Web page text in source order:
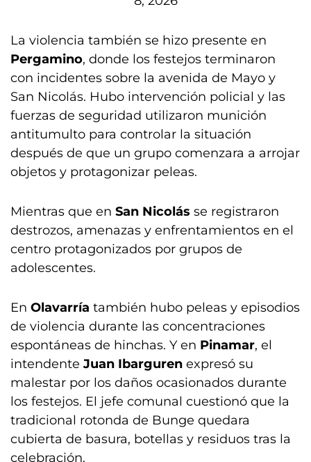
La violencia también se hizo presente en
Pergamino, donde los festejos terminaron
con incidentes sobre la avenida de Mayo y
San Nicolás. Hubo intervención policial y las
fuerzas de seguridad utilizaron munición
antitumulto para controlar la situación
después de que un grupo comenzara a arrojar
objetos y protagonizar peleas.
Mientras que en San Nicolás se registraron
destrozos, amenazas y enfrentamientos en el
centro protagonizados por grupos de
adolescentes.
En Olavarría también hubo peleas y episodios
de violencia durante las concentraciones
espontáneas de hinchas. Y en Pinamar, el
intendente Juan Ibarguren expresó su
malestar por los daños ocasionados durante
los festejos. El jefe comunal cuestionó que la
tradicional rotonda de Bunge quedara
cubierta de basura, botellas y residuos tras la
celebración.